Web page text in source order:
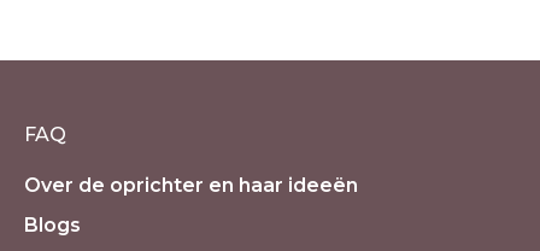
FAQ
Over de oprichter en haar ideeën
Blogs